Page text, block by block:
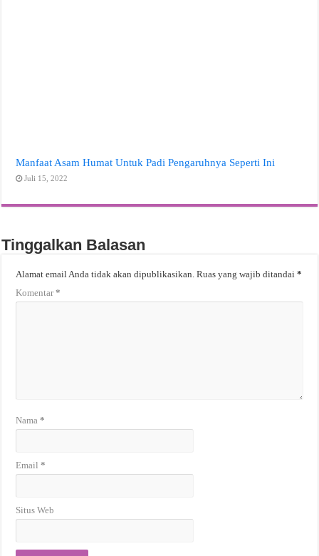
Manfaat Asam Humat Untuk Padi Pengaruhnya Seperti Ini
Juli 15, 2022
Tinggalkan Balasan
Alamat email Anda tidak akan dipublikasikan. Ruas yang wajib ditandai*
Komentar*
Nama*
Email*
Situs Web